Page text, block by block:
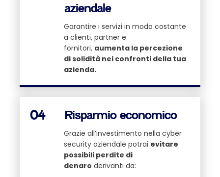
aziendale
Garantire i servizi in modo costante
a clienti, partner e
fornitori, aumenta la percezione
di solidità nei confronti della tua
azienda.
04 Risparmio economico
Grazie all’investimento nella cyber
security aziendale potrai evitare
possibili perdite di
denaro derivanti da: